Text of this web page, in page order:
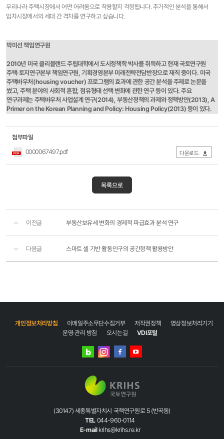
우리나라 주택시장에서 어떤 어려움으로 작용할지 걱정됩니다. 추가적인 분석을 통해서
임차시장에서의 세대 간 격차를 연구하고 싶습니다.
박미선 책임연구원
2010년 미국 클리블랜드 주립대학에서 도시정책학 박사를 취득하고 현재 국토연구원
주택·토지연구본부 책임연구원, 기획경영본부 미래전략전담반장으로 재직 중이다. 미국
주택바우처(housing voucher) 프로그램의 효과에 관한 공간 분석을 주제로 논문을
썼고, 주택 분야의 사회적 혼합, 점유형태 선택 변화에 관한 연구 등이 있다. 주요
연구과제는 주택바우처 사업설계 연구(2014), 부동산정책의 과제와 정책방안(2013), A
Primer on the Korean Planning and Policy: Housing Policy(2013) 등이 있다.
첨부파일
0000067497.pdf
다운로드
목록으로
이전글 부동산보유세 변화의 경제적 파급효과 분석 연구
다음글 스마트 셀 기반 활동인구의 공간정책 활용방안
개인정보처리방침 이메일주소무단수집거부 저작권정책
영상정보처리기기
운영·관리 방침
오시는길 VDI포털
네이버
인스타그램
(30147) 세종특별자치시 국책연구원로 5 (반곡동)
TEL 044-960-0114
E-mail krihs@krihs.re.kr